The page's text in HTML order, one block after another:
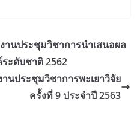
นประชุมวิชาการนำเสนอผล
ะดับชาติ 2562
นประชุมวิชาการพะเยาวิจัย
ครั้งที่ 9 ประจำปี 2563